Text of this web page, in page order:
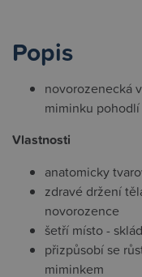
Popis
novorozenecká
miminku pohodlí
Vlastnosti
anatomicky
zdravé držení
novorozence
šetří místo -
přizpůsobí se
miminkem